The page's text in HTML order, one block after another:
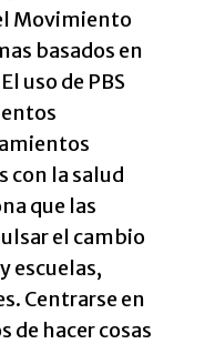
Movimiento
basados en
uso de PBS
con la salud
que las
el cambio
escuelas,
Centrarse en
de hacer cosas